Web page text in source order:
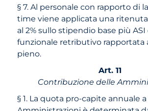
§ 7. Al personale con rapporto di
time viene applicata una
al 2% sullo stipendio base più ASI
funzionale retributivo rapportata
pieno.
Art. 11
Contribuzione delle
§ 1. La quota pro-capite annuale